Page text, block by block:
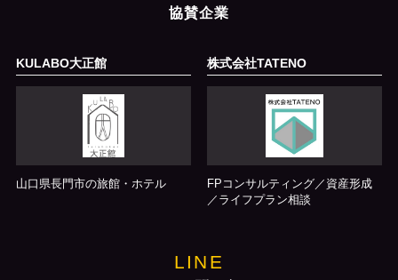
協賛企業
KULABO大正館
山口県長門市の旅館・ホテル
株式会社TATENO
FPコンサルティング／資産形成
／ライフプラン相談
LINE